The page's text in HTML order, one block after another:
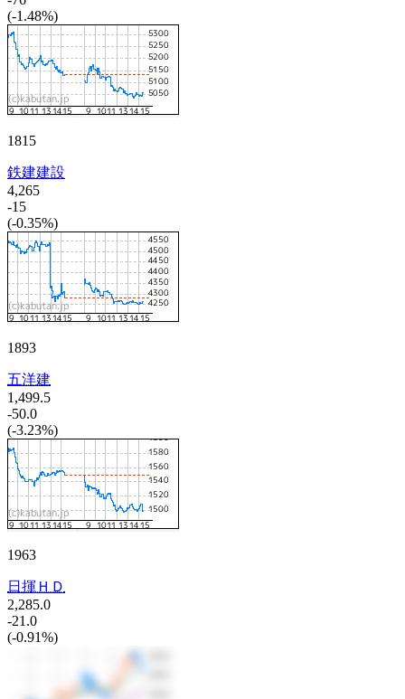
(-1.48%)
1815
鉄建建設
4,265
-15
(-0.35%)
1893
五洋建
1,499.5
-50.0
(-3.23%)
1963
日揮ＨＤ
2,285.0
-21.0
(-0.91%)